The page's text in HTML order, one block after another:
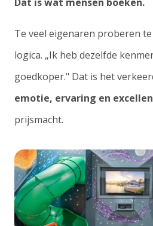
Te veel eigenaren proberen
logica. „Ik heb dezelfde
goedkoper." Dat is het
emotie, ervaring en
prijsmacht.